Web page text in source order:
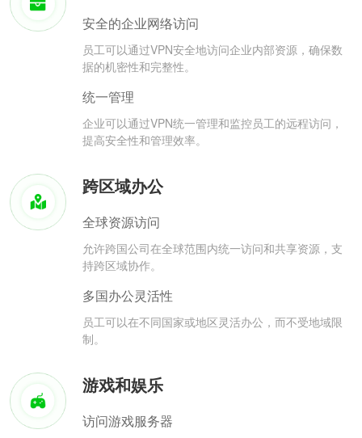
安全的企业网络访问
员工可以通过VPN安全地访问企业内部资源，确保数
据的机密性和完整性。
统一管理
企业可以通过VPN统一管理和监控员工的远程访问，
提高安全性和管理效率。
跨区域办公
全球资源访问
允许跨国公司在全球范围内统一访问和共享资源，支
持跨区域协作。
多国办公灵活性
员工可以在不同国家或地区灵活办公，而不受地域限
制。
游戏和娱乐
访问游戏服务器